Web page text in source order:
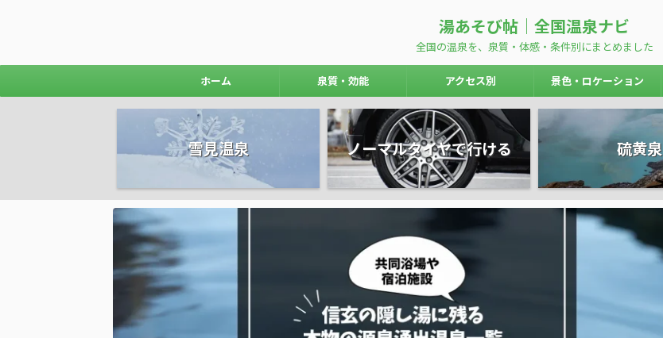
湯あそび帖｜全国温泉ナビ
全国の温泉を、泉質・体感・条件別にまとめました
ホーム 泉質・効能 アクセス別 景色・ロケーション
雪見温泉 ノーマルタイヤで行ける 硫黄泉